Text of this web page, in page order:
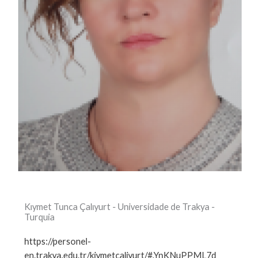
Kıymet Tunca Çalıyurt - Universidade de Trakya -
Turquia
https://personel-
en.trakya.edu.tr/kiymetcaliyurt/#.YnKNuPPML7d